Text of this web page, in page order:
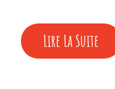
Lire La Suite